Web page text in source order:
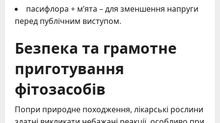
пасифлора + м’ята – для зменшення напруги
перед публічним виступом.
Безпека та грамотне
приготування
фітозасобів
Попри природне походження, лікарські рослини